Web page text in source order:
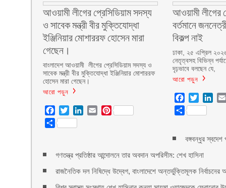
আওয়ামী লীগের প্রেসিডিয়াম সদস্য
ও সাবেক মন্ত্রী বীর মুক্তিযোদ্ধা
ইঞ্জিনিয়ার মোশাররফ হোসেন মারা
গেছেন।
বাংলাদেশ আওয়ামী লীগের প্রেসিডিয়াম সদস্য ও
সাবেক মন্ত্রী বীর মুক্তিযোদ্ধা ইঞ্জিনিয়ার মোশাররফ
হোসেন মারা গেছেন।
আরো পড়ুন
Facebook
TwitterLinkedIn
EmailPinterest
Share
আওয়ামী লীগের
বর্তমানে
বিকল্প নাই
ঢাকা, ২৫ এপ্রিল
নেতৃত্বসহ বিভিন্ন
দৃঢ়ভাবে বলছেন যে,
আরো পড়ুন
Facebook
Twitter
Share
বঙ্গবন্ধুর
গণতন্ত্র প্রতিষ্ঠার আন্দোলনে তার অবদান অপরিসীম: শেখ হাসিনা
রাজনৈতিক দল নিষিদ্ধে উদ্বেগ, বাংলাদেশে অন্তর্ভুক্তিমূলক নির্বাচনের